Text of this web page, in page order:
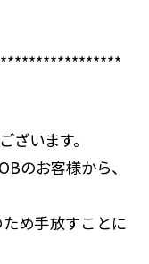
ざいます。
のお客様から、
め手放すことに